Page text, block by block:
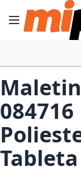
Cambiar Nav